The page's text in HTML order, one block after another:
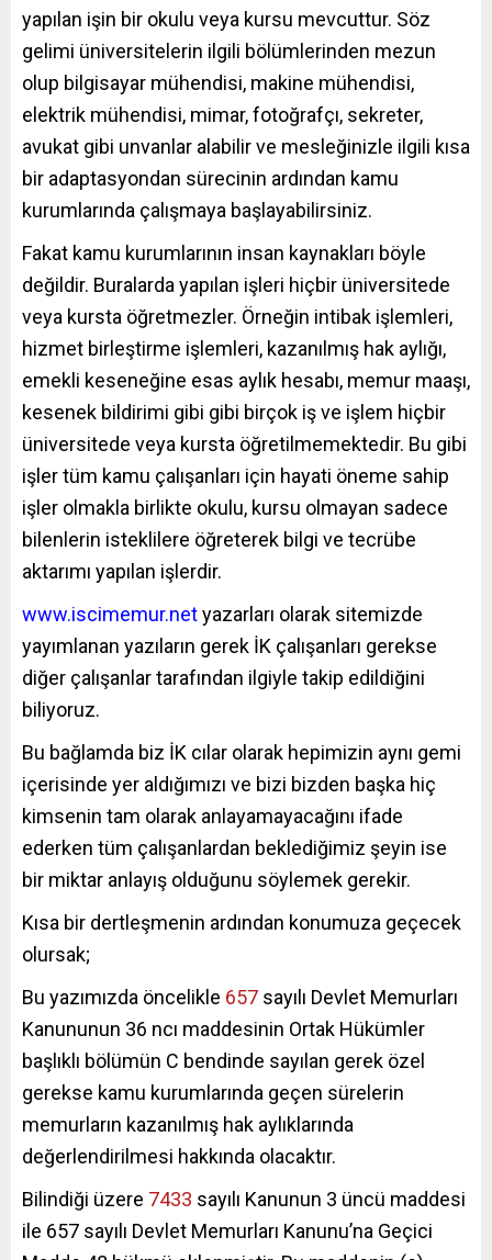
yapılan işin bir okulu veya kursu mevcuttur. Söz
gelimi üniversitelerin ilgili bölümlerinden mezun
olup bilgisayar mühendisi, makine mühendisi,
elektrik mühendisi, mimar, fotoğrafçı, sekreter,
avukat gibi unvanlar alabilir ve mesleğinizle ilgili kısa
bir adaptasyondan sürecinin ardından kamu
kurumlarında çalışmaya başlayabilirsiniz.
Fakat kamu kurumlarının insan kaynakları böyle
değildir. Buralarda yapılan işleri hiçbir üniversitede
veya kursta öğretmezler. Örneğin intibak işlemleri,
hizmet birleştirme işlemleri, kazanılmış hak aylığı,
emekli keseneğine esas aylık hesabı, memur maaşı,
kesenek bildirimi gibi gibi birçok iş ve işlem hiçbir
üniversitede veya kursta öğretilmemektedir. Bu gibi
işler tüm kamu çalışanları için hayati öneme sahip
işler olmakla birlikte okulu, kursu olmayan sadece
bilenlerin isteklilere öğreterek bilgi ve tecrübe
aktarımı yapılan işlerdir.
www.iscimemur.netyazarları olarak sitemizde
yayımlanan yazıların gerek İK çalışanları gerekse
diğer çalışanlar tarafından ilgiyle takip edildiğini
biliyoruz.
Bu bağlamda biz İK cılar olarak hepimizin aynı gemi
içerisinde yer aldığımızı ve bizi bizden başka hiç
kimsenin tam olarak anlayamayacağını ifade
ederken tüm çalışanlardan beklediğimiz şeyin ise
bir miktar anlayış olduğunu söylemek gerekir.
Kısa bir dertleşmenin ardından konumuza geçecek
olursak;
Bu yazımızda öncelikle 657 sayılı Devlet Memurları
Kanununun 36 ncı maddesinin Ortak Hükümler
başlıklı bölümün C bendinde sayılan gerek özel
gerekse kamu kurumlarında geçen sürelerin
memurların kazanılmış hak aylıklarında
değerlendirilmesi hakkında olacaktır.
Bilindiği üzere 7433 sayılı Kanunun 3 üncü maddesi
ile 657 sayılı Devlet Memurları Kanunu’na Geçici